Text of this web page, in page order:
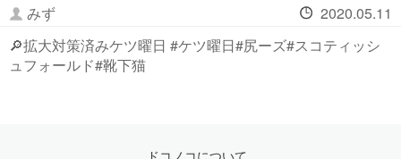
みず
2020.05.11
🔎拡大対策済みケツ曜日 #ケツ曜日#尻ーズ#スコティッシ
ュフォールド#靴下猫